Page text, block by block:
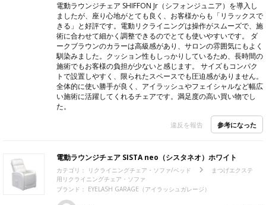
電動ラウンジチェア SHIFFON Jr（シフォンジュニア）を導入し
ましたが、座り心地がとても良く、お客様からも「リラックスで
きる」と好評です。電動リクライニングは操作がスムーズで、施
術に合わせて細かく調整できるのでとても使いやすいです。 ダ
ークブラウンのカラーは高級感があり、サロンの雰囲気にもよく
馴染みました。クッション性もしっかりしているため、長時間の
施術でもお客様の負担が少ないと感じます。 サイズもコンパク
トで設置しやすく、限られたスペースでも圧迫感がありません。
全体的に使い勝手が良く、アイラッシュやフェイシャルなど幅広
い施術に活躍してくれるチェアです。満足度の高い買い物でし
た。
違反を報告 参考になった
電動ラウンジチェア SISTA neo（シスタネオ）ホワイト
カテゴリ： リクライニングチェア・ソファ/ベッド
まつげエクステ
用リクライニングチェア・ソファ
ブランド： EYELASH GARAGE（アイラッシュガレージ）